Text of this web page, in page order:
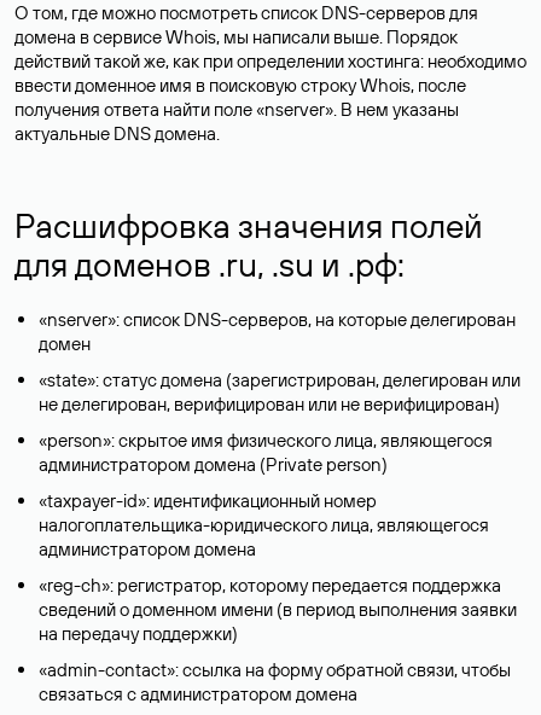
О том, где можно посмотреть список DNS-серверов для
домена в сервисе Whois, мы написали выше. Порядок
действий такой же, как при определении хостинга: необходимо
ввести доменное имя в поисковую строку Whois, после
получения ответа найти поле «nserver». В нем указаны
актуальные DNS домена.
Расшифровка значения полей
для доменов .ru, .su и .рф:
«nserver»: список DNS-серверов, на которые делегирован
домен
«state»: статус домена (зарегистрирован, делегирован или
не делегирован, верифицирован или не верифицирован)
«person»: скрытое имя физического лица, являющегося
администратором домена (Privatе person)
«taxpayer-id»: идентификационный номер
налогоплательщика-юридического лица, являющегося
администратором домена
«reg-ch»: регистратор, которому передается поддержка
сведений о доменном имени (в период выполнения заявки
на передачу поддержки)
«admin-contact»: ссылка на форму обратной связи, чтобы
связаться с администратором домена